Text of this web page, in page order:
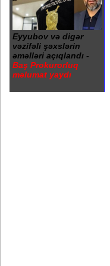
Eyyubov və digər
vəzifəli şəxslərin
əməlləri açıqlandı -
Baş Prokurorluq
məlumat yaydı